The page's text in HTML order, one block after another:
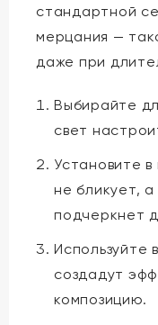
стандартной
мерцания —
даже при
Выбирайте
свет
Установите
не бликует,
подчеркнет
Используйте
создадут
композицию.